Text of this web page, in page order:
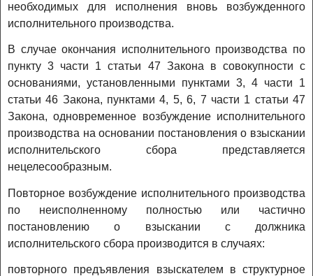
необходимых для исполнения вновь возбужденного
исполнительного производства.
В случае окончания исполнительного производства по
пункту 3 части 1 статьи 47 Закона в совокупности с
основаниями, установленными пунктами 3, 4 части 1
статьи 46 Закона, пунктами 4, 5, 6, 7 части 1 статьи 47
Закона, одновременное возбуждение исполнительного
производства на основании постановления о взыскании
исполнительского сбора представляется
нецелесообразным.
Повторное возбуждение исполнительного производства
по неисполненному полностью или частично
постановлению о взыскании с должника
исполнительского сбора производится в случаях:
повторного предъявления взыскателем в структурное